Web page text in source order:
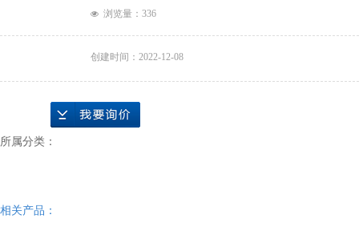
所属分类：
넶 浏览量： 336
创建时间： 2022-12-08
相关产品：